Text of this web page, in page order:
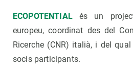
ECOPOTENTIALés un
europeu, coordinat des del
Ricerche (CNR) italià, i del
socis participants.